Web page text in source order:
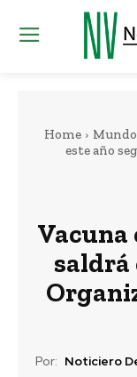
Home Mundo
este año
Vacuna
saldrá
Por: Noticiero